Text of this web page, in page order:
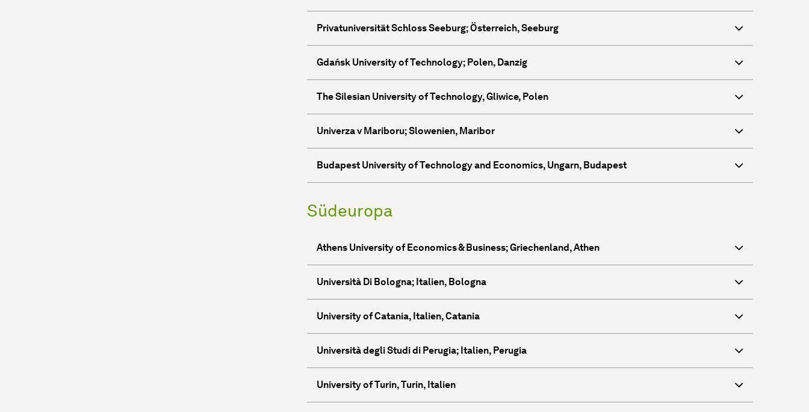
Privatuniversität Schloss Seeburg; Österreich, Seeburg
Gdańsk Uni­ver­sity of Technology; Polen, Danzig
The Silesian University of Technology, Gliwice, Polen
Univerza v Mariboru; Slowenien, Maribor
Budapest University of Technology and Economics, Ungarn, Budapest
Südeuropa
Athens Uni­ver­sity of Economics & Business; Griechenland, Athen
Università Di Bologna; Italien, Bologna
University of Catania, Italien, Catania
Università degli Studi di Perugia; Italien, Perugia
University of Turin, Turin, Italien